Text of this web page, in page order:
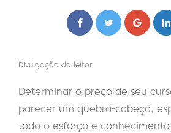
Divulgação do leitor
Determinar o preço de seu
parecer um quebra-cabeça,
todo o esforço e conhecimento